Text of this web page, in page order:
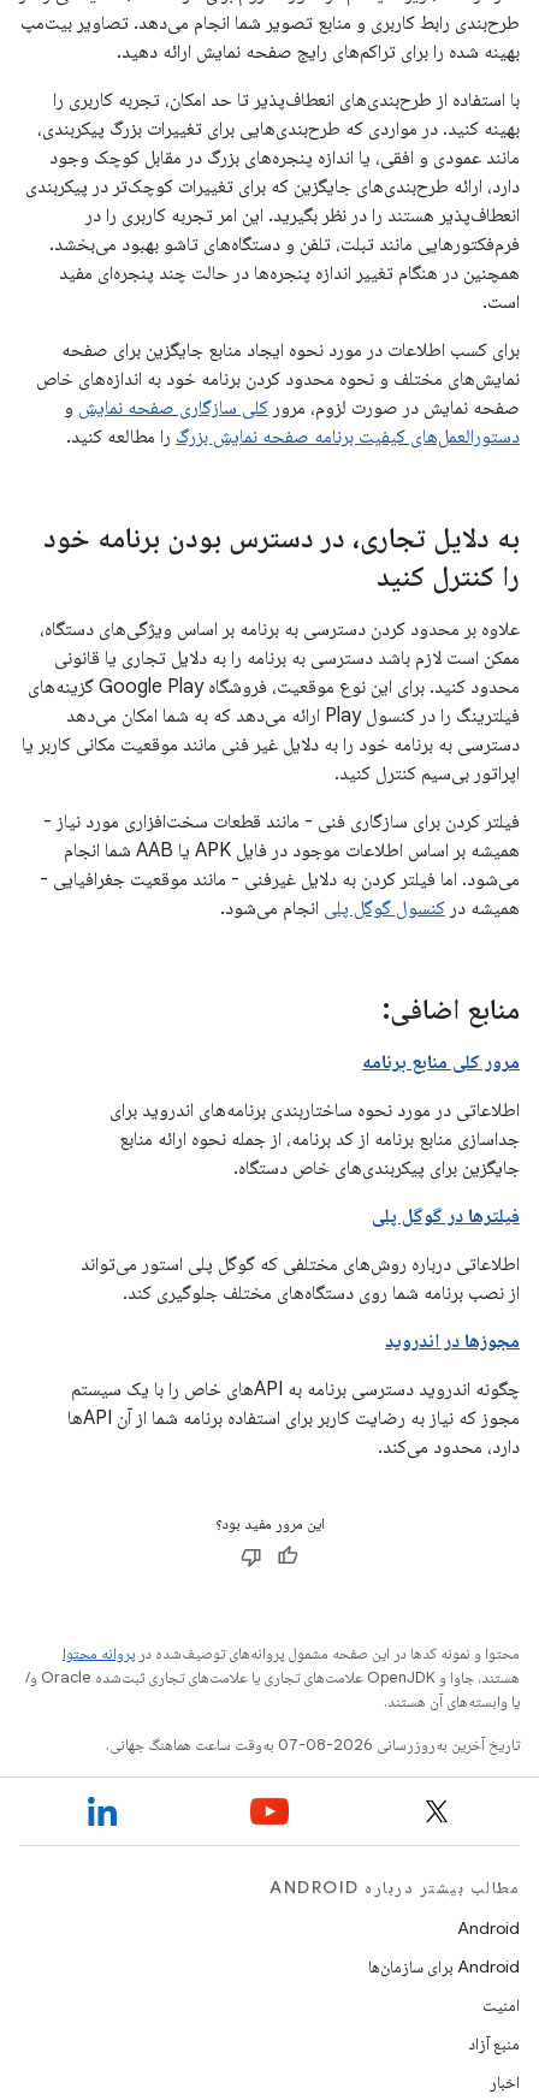
طرح‌بندی رابط کاربری و منابع تصویر شما انجام می‌دهد. تصاویر بیت‌مپ
بهینه شده را برای تراکم‌های رایج صفحه نمایش ارائه دهید.
با استفاده از طرح‌بندی‌های انعطاف‌پذیر تا حد امکان، تجربه کاربری را
بهینه کنید. در مواردی که طرح‌بندی‌هایی برای تغییرات بزرگ پیکربندی،
مانند عمودی و افقی، یا اندازه پنجره‌های بزرگ در مقابل کوچک وجود
دارد، ارائه طرح‌بندی‌های جایگزین که برای تغییرات کوچک‌تر در پیکربندی
انعطاف‌پذیر هستند را در نظر بگیرید. این امر تجربه کاربری را در
فرم‌فکتورهایی مانند تبلت، تلفن و دستگاه‌های تاشو بهبود می‌بخشد.
همچنین در هنگام تغییر اندازه پنجره‌ها در حالت چند پنجره‌ای مفید
است.
برای کسب اطلاعات در مورد نحوه ایجاد منابع جایگزین برای صفحه
نمایش‌های مختلف و نحوه محدود کردن برنامه خود به اندازه‌های خاص
صفحه نمایش در صورت لزوم، مرور کلی سازگاری صفحه نمایش و
دستورالعمل‌های کیفیت برنامه صفحه نمایش بزرگ را مطالعه کنید.
به دلایل تجاری، در دسترس بودن برنامه خود
را کنترل کنید
علاوه بر محدود کردن دسترسی به برنامه بر اساس ویژگی‌های دستگاه،
ممکن است لازم باشد دسترسی به برنامه را به دلایل تجاری یا قانونی
محدود کنید. برای این نوع موقعیت، فروشگاه Google Play گزینه‌های
فیلترینگ را در کنسول Play ارائه می‌دهد که به شما امکان می‌دهد
دسترسی به برنامه خود را به دلایل غیر فنی مانند موقعیت مکانی کاربر یا
اپراتور بی‌سیم کنترل کنید.
فیلتر کردن برای سازگاری فنی - مانند قطعات سخت‌افزاری مورد نیاز -
همیشه بر اساس اطلاعات موجود در فایل APK یا AAB شما انجام
می‌شود. اما فیلتر کردن به دلایل غیرفنی - مانند موقعیت جغرافیایی -
همیشه در کنسول گوگل پلی انجام می‌شود.
منابع اضافی:
مرور کلی منابع برنامه
اطلاعاتی در مورد نحوه ساختاربندی برنامه‌های اندروید برای
جداسازی منابع برنامه از کد برنامه، از جمله نحوه ارائه منابع
جایگزین برای پیکربندی‌های خاص دستگاه.
فیلترها در گوگل پلی
اطلاعاتی درباره روش‌های مختلفی که گوگل پلی استور می‌تواند
از نصب برنامه شما روی دستگاه‌های مختلف جلوگیری کند.
مجوزها در اندروید
چگونه اندروید دسترسی برنامه به APIهای خاص را با یک سیستم
مجوز که نیاز به رضایت کاربر برای استفاده برنامه شما از آن APIها
دارد، محدود می‌کند.
این مرور مفید بود؟
محتوا و نمونه کدها در این صفحه مشمول پروانه‌های توصیف‌شده در پروانه محتوا
هستند. جاوا و OpenJDK علامت‌های تجاری یا علامت‌های تجاری ثبت‌شده Oracle و/
یا وابسته‌های آن هستند.
تاریخ آخرین به‌روزرسانی 2026-08-07 به‌وقت ساعت هماهنگ جهانی.
مطالب بیشتر درباره ANDROID
Android
Android برای سازمان‌ها
امنیت
منبع آزاد
اخبار